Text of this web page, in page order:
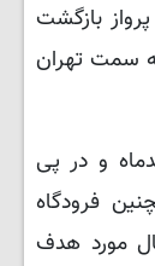
بازگشت
از ارومیه به سمت تهران
و در پی
فرودگاه
امسال مورد هدف